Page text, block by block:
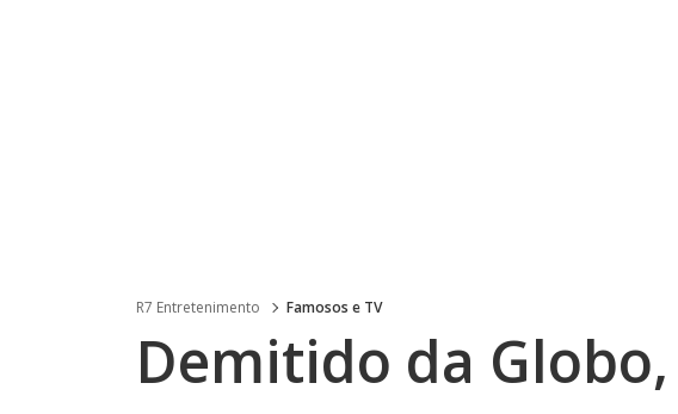
R7 Entretenimento Famosos e TV
Demitido da